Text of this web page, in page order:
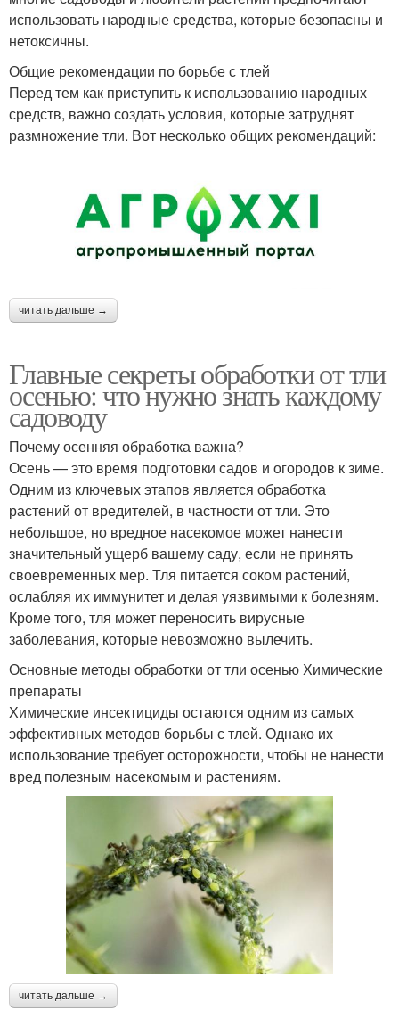
использовать народные средства, которые безопасны и
нетоксичны.
Общие рекомендации по борьбе с тлей
Перед тем как приступить к использованию народных
средств, важно создать условия, которые затруднят
размножение тли. Вот несколько общих рекомендаций:
читать дальше →
Главные секреты обработки от тли
осенью: что нужно знать каждому
садоводу
Почему осенняя обработка важна?
Осень — это время подготовки садов и огородов к зиме.
Одним из ключевых этапов является обработка
растений от вредителей, в частности от тли. Это
небольшое, но вредное насекомое может нанести
значительный ущерб вашему саду, если не принять
своевременных мер. Тля питается соком растений,
ослабляя их иммунитет и делая уязвимыми к болезням.
Кроме того, тля может переносить вирусные
заболевания, которые невозможно вылечить.
Основные методы обработки от тли осенью Химические
препараты
Химические инсектициды остаются одним из самых
эффективных методов борьбы с тлей. Однако их
использование требует осторожности, чтобы не нанести
вред полезным насекомым и растениям.
читать дальше →